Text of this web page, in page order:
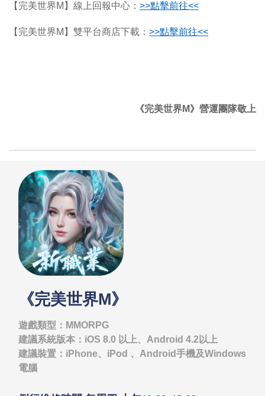
【完美世界M】線上回報中心： >>點擊前往<<
【完美世界M】雙平台商店下載： >>點擊前往<<
《完美世界M》營運團隊敬上
《完美世界M》
遊戲類型：MMORPG
建議系統版本：iOS 8.0 以上、Android 4.2以上
建議裝置：iPhone、iPod 、Android手機及Windows
電腦